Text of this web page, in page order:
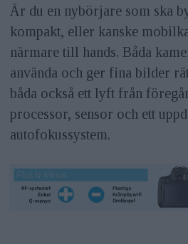
Är du en nybörjare som ska
kompakt, eller kanske
närmare till hands. Båda
använda och ger fina bilder
båda också ett lyft från
processor, sensor och ett
autofokussystem.